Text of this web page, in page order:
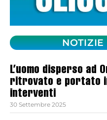
NOTIZIE
L’uomo disperso ad
ritrovato e portato
interventi
30 Settembre 2025